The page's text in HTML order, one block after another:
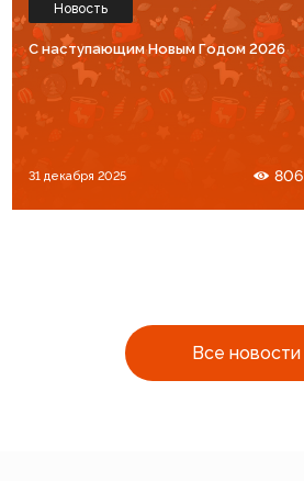
Все новости
Новость
C наступающим Новым Годом 2026
31 декабря 2025 806